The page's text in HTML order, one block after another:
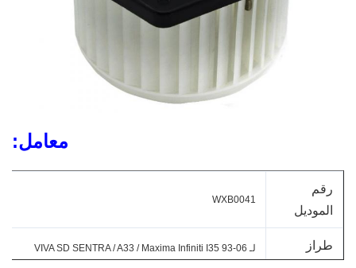
معامل:
رقم
الموديل
WXB0041
طراز
لـ VIVA SD SENTRA / A33 / Maxima Infiniti I35 93-06